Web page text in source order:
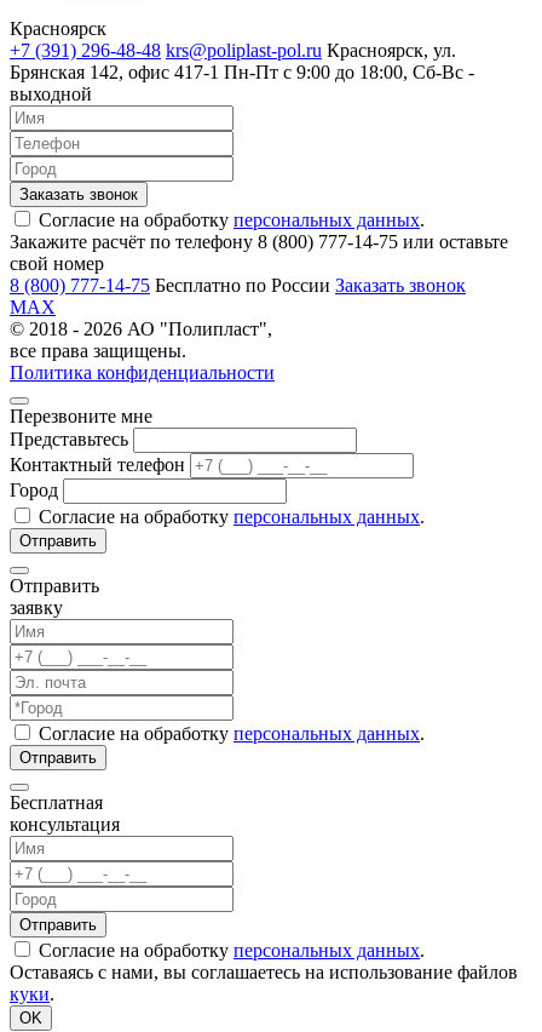
Красноярск
+7 (391) 296-48-48 krs@poliplast-pol.ru Красноярск, ул.
Брянская 142, офис 417-1 Пн-Пт c 9:00 до 18:00, Сб-Вс -
выходной
Согласие на обработку персональных данных.
Закажите расчёт по телефону 8 (800) 777-14-75 или оставьте
свой номер
8 (800) 777-14-75 Бесплатно по России Заказать звонок
MAX
© 2018 - 2026 АО "Полипласт",
все права защищены.
Политика конфиденциальности
Перезвоните мне
Представьтесь
Контактный телефон
Город
Согласие на обработку персональных данных.
Отправить
заявку
Согласие на обработку персональных данных.
Бесплатная
консультация
Согласие на обработку персональных данных.
Оставаясь с нами, вы соглашаетесь на использование файлов
куки.
OK